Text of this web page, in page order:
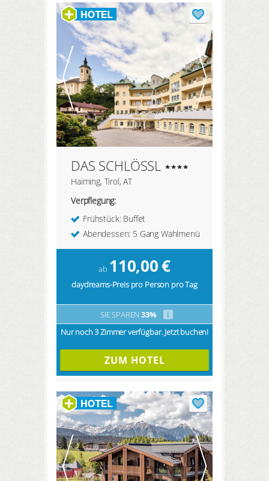
HIER REGISTRIEREN
ANMELDEN
DAS SCHLÖSSL
Haiming, Tirol, AT
Verpflegung:
Frühstück: Buffet
Abendessen: 5 Gang Wahlmenü
ab 110,00€
daydreams-Preis pro Person pro Tag
SIE SPAREN 33%
i
Nur noch 3 Zimmer verfügbar. Jetzt buchen!
ZUM HOTEL